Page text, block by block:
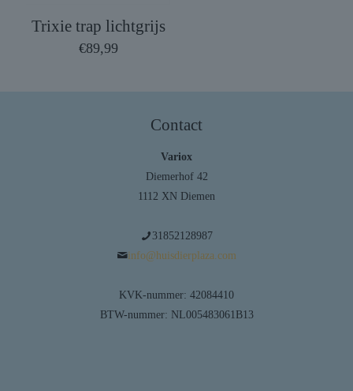
Trixie trap lichtgrijs
€89,99
Contact
Variox
Diemerhof 42
1112 XN Diemen
31852128987
info@huisdierplaza.com
KVK-nummer: 42084410
BTW-nummer: NL005483061B13